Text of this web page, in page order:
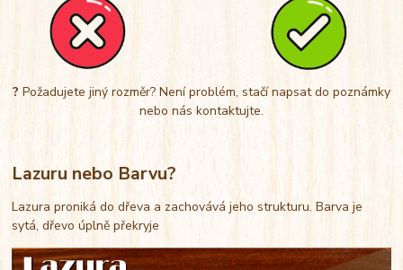
? Požadujete jiný rozměr? Není problém, stačí napsat do poznámky
nebo nás kontaktujte.
Lazuru nebo Barvu?
Lazura proniká do dřeva a zachovává jeho strukturu. Barva je
sytá, dřevo úplně překryje